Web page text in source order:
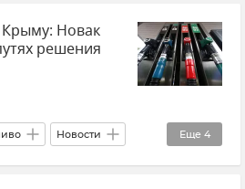
Новак
решения
Еще 4
Новости